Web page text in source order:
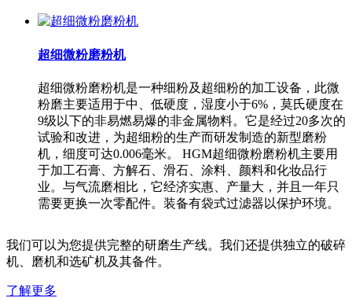
超细微粉磨粉机
超细微粉磨粉机是一种细粉及超细粉的加工设备，此微
粉磨主要适用于中、低硬度，湿度小于6%，莫氏硬度在
9级以下的非易燃易爆的非金属物料。它是经过20多次的
试验和改进，为超细粉的生产而研发制造的新型磨粉
机，细度可达0.006毫米。 HGM超细微粉磨粉机主要用
于加工石膏、方解石、滑石、涂料、颜料和化妆品行
业。与气流磨相比，它经济实惠、产量大，并且一年只
需要更换一次零配件。装备有袋式过滤器以保护环境。
我们可以为您提供完整的研磨生产线。我们还提供独立的破碎
机、磨机和选矿机及其备件。
了解更多